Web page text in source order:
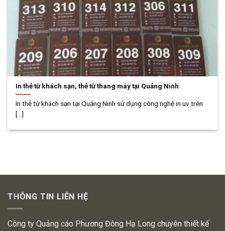
In thẻ từ khách sạn, thẻ từ thang máy tại Quảng Ninh
In thẻ từ khách sạn tại Quảng Ninh sử dụng công nghệ in uv trên
[...]
THÔNG TIN LIÊN HỆ
Công ty Quảng cáo Phương Đông Hạ Long chuyên thiết kế